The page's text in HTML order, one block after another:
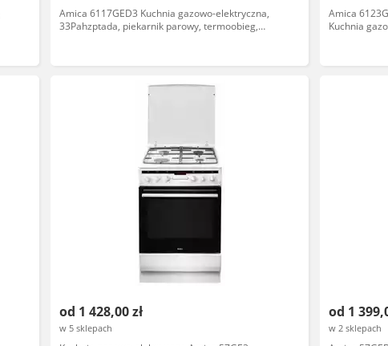
Amica 6117GED3 Kuchnia gazowo-elektryczna,
33Pahzptada, piekarnik parowy, termoobieg,
Amica
Kuchnia
od 1 428,00 zł
w 5 sklepach
od 1
w 2 sklepach